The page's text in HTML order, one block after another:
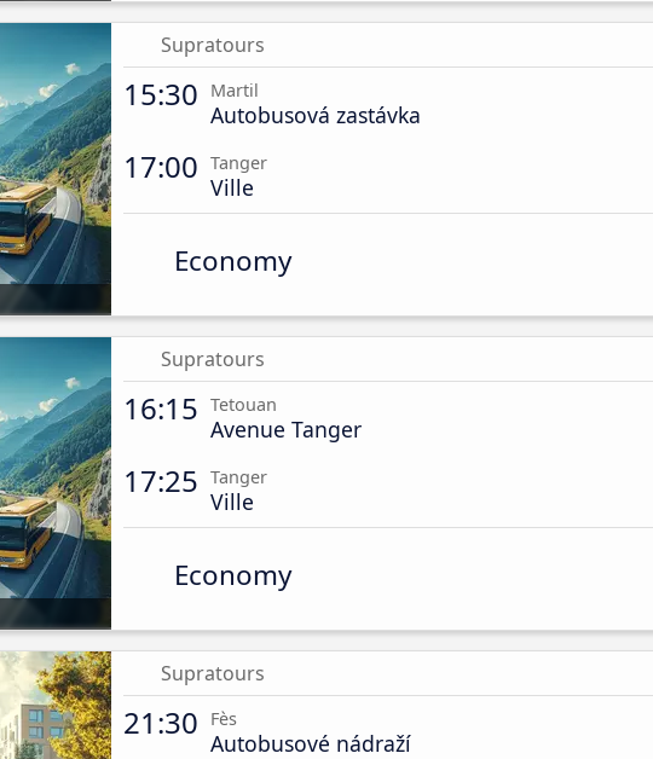
Supratours
15:30 Martil
Autobusová zastávka
17:00 Tanger
Ville
Economy
Supratours
16:15 Tetouan
Avenue Tanger
17:25 Tanger
Ville
Economy
Supratours
21:30 Fès
Autobusové nádraží